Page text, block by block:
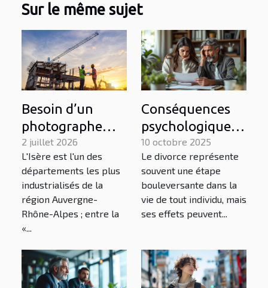
Sur le même sujet
Besoin d’un
photographe
pour un projet
industriel en
Isère ? Contactez
Urope !
2 juillet 2026
L'Isère est l'un des
départements les plus
industrialisés de la
région Auvergne-
Rhône-Alpes ; entre la
«...
Conséquences
psychologiques
du divorce sur
les conjoints
étrangers
10 octobre 2025
Le divorce représente
souvent une étape
bouleversante dans la
vie de tout individu, mais
ses effets peuvent...